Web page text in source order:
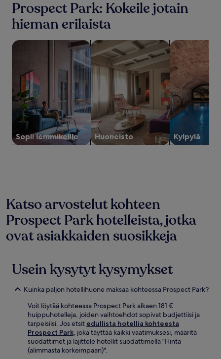
ja
2
aikuiselle.
ja
muuttua.
Muita
ehtoja
saatetaan
soveltaa.
Prospect Park: Kokeile jotain
hieman erilaista
Sopii lemmikeille
hae lemmikeille sopivia majoituspaikkoja
Huoneisto
hae huoneistoja
Kylpylä
hae kylpylän
Katso arvostelut kohteen
Prospect Park hotelleista, jotka
ovat asiakkaiden suosikkeja
Usein kysytyt kysymykset
Kuinka paljon hotellihuone maksaa kohteessa Prospect Park?
Voit löytää kohteessa Prospect Park alkaen 181 €
huippuhotelleja, joiden vaihtoehdot sopivat budjettiisi ja
tarpeisiisi. Jos etsit edullista hotellia kohteesta
Prospect Park, joka täyttää kaikki vaatimuksesi, määritä
suodattimet ja lajittele hotellit suodattimella "Hinta
(alimmasta korkeimpaan)".